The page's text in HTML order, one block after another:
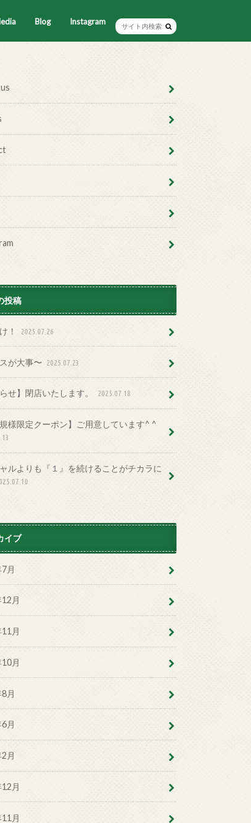
Blog Instagram
投稿
！ 2025.07.26
が大事〜 2025.07.23
らせ】閉店いたします。 2025.07.18
規様限定クーポン】ご用意しています^ ^
ルよりも『１』を続けることがチカラに
イブ
月
月
月
月
月
月
月
月
月